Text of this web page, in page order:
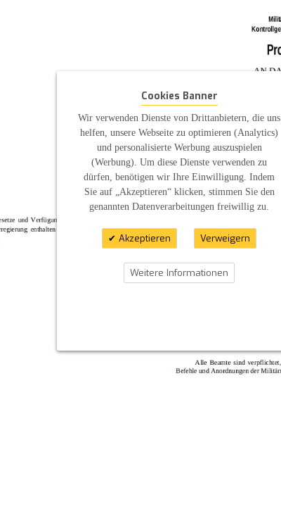
Cookies Banner
Wir verwenden Dienste von Drittanbietern, die uns
helfen, unsere Webseite zu optimieren (Analytics)
und personalisierte Werbung auszuspielen
(Werbung). Um diese Dienste verwenden zu
dürfen, benötigen wir Ihre Einwilligung. Indem
Sie auf „Akzeptieren“ klicken, stimmen Sie den
genannten Datenverarbeitungen freiwillig zu.
Akzeptieren Verweigern
Weitere Informationen